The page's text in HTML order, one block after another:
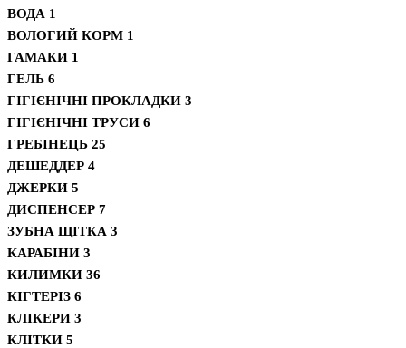
ВОДА 1
ВОЛОГИЙ КОРМ 1
ГАМАКИ 1
ГЕЛЬ 6
ГІГІЄНІЧНІ ПРОКЛАДКИ 3
ГІГІЄНІЧНІ ТРУСИ 6
ГРЕБІНЕЦЬ 25
ДЕШЕДДЕР 4
ДЖЕРКИ 5
ДИСПЕНСЕР 7
ЗУБНА ЩІТКА 3
КАРАБІНИ 3
КИЛИМКИ 36
КІГТЕРІЗ 6
КЛІКЕРИ 3
КЛІТКИ 5